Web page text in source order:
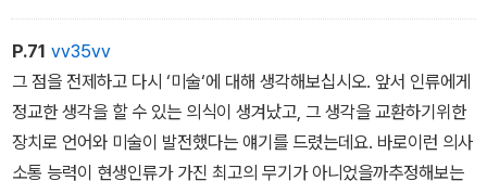
이집트 미술이 마련해준 생각의 재료는 무엇보다도 죽음입니다. 이집
트인은 죽음이라는 주제에 대해 고민했고 그 고민을 나름의 미학으로
승화시켰습니다. 그렇다면 현대 문명이 만들어내는 ‘죽음의 예술’은
어떤 의미와 고민을 담고 있을까요? 어쩌면 우리는 고대 이집트인이
만들어낸 죽음이라는 거대한 백과사전 안의 새로운 한 페이지를 쓰고
살펴보면 적어도 이 토기를 만든 이들에게는 장식이 더본질적인 요소
였다는 생각을 하게 됩니다. ‘그릇을 빚는 것‘보다 ‘무늬로 장식하는
것에 더 많은 정성을 쏟았던 것 같거든요.
P.71 vv35vv
그 점을 전제하고 다시 ‘미술‘에 대해 생각해보십시오. 앞서 인류에게
정교한 생각을 할 수 있는 의식이 생겨났고, 그 생각을 교환하기위한
장치로 언어와 미술이 발전했다는 얘기를 드렸는데요. 바로이런 의사
소통 능력이 현생인류가 가진 최고의 무기가 아니었을까추정해보는